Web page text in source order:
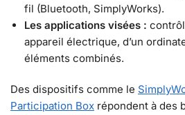
fil (Bluetooth, SimplyWorks).
Les applications visées :
appareil électrique, d’un
éléments combinés.
Des dispositifs comme le
Participation Box répondent à des